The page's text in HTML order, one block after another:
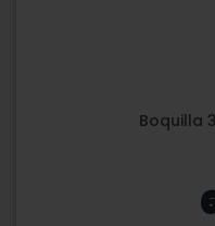
Boquilla